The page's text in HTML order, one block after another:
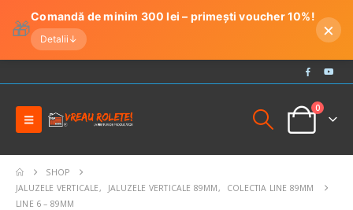
🎁
Comandă de minim 300 lei – primești voucher 10%!
Detalii ↓ ×
0
SHOP
JALUZELE VERTICALE, JALUZELE VERTICALE 89MM,
COLECTIA LINE 89MM
LINE 6 – 89MM